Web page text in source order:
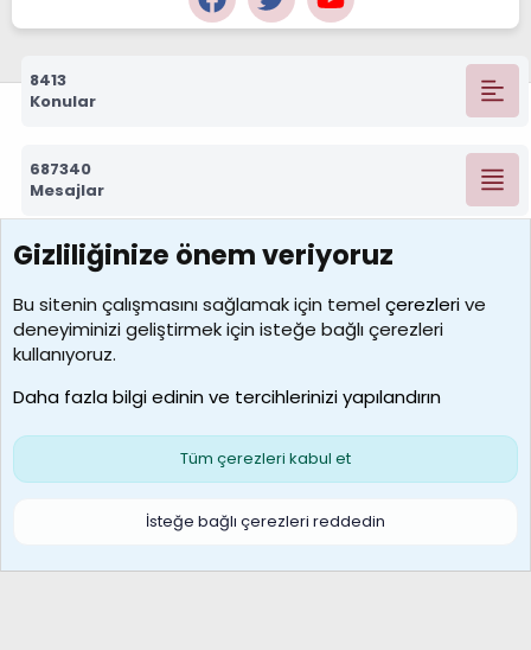
8413
Konular
687340
Mesajlar
7390
Kullanıcılar
MosesBrownHayranı
Son üye
Çerezler
S
Gizliliğinize önem veriyoruz
Bu sitenin çalışmasını sağlamak için temelçerezlerive
deneyiminizi geliştirmek için isteğe bağlı çerezleri
kullanıyoruz.
Daha fazla bilgi edinin ve tercihlerinizi yapılandırın
Tüm çerezleri kabul et
İsteğe bağlı çerezleri reddedin